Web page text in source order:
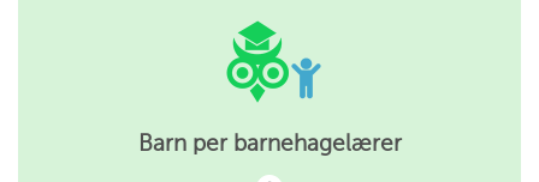
Barn per barnehagelærer